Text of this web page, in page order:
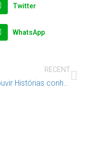
Twitter
WhatsApp
RECENT